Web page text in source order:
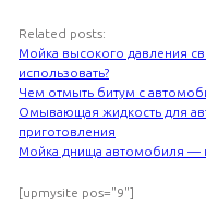
Related posts:
Мойка высокого давления
использовать?
Чем отмыть битум с
Омывающая жидкость для
приготовления
Мойка днища автомобиля —
[upmysite pos="9"]